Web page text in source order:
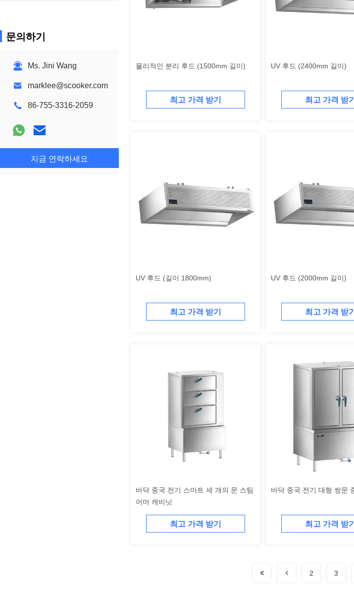
문의하기
Ms. Jini Wang
marklee@scooker.com
86-755-3316-2059
지금 연락하세요
물리적인 분리 후드 (1500mm 길이)
최고 가격 받기
UV 후드 (2400mm 길이)
최고 가격 받기
UV 후드 (길이 1800mm)
최고 가격 받기
UV 후드 (2000mm 길이)
최고 가격 받기
바닥 중국 전기 스마트 세 개의 문 스팀
어머 캐비닛
최고 가격 받기
바닥 중국 전기 대형 쌍문
최고 가격 받기
2 3